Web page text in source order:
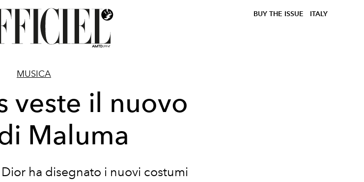
BUY THE ISSUE ITALY
MUSICA
veste il nuovo
Maluma
ha disegnato i nuovi costumi